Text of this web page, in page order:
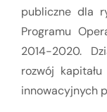
publiczne dla
Programu
2014-2020.
rozwój
innowacyjnych